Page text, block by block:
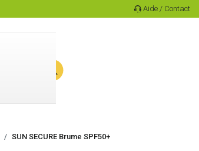
Aide / Contact
SUN SECURE Brume SPF50+